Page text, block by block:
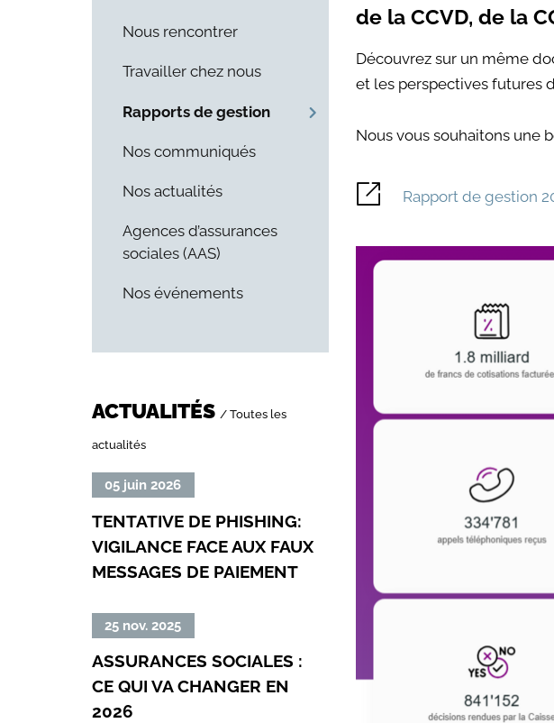
Nous rencontrer
Travailler chez nous
Rapports de gestion
Nos communiqués
Nos actualités
Agences d’assurances
sociales (AAS)
Nos événements
ACTUALITÉS / Toutes les
actualités
05 juin 2026
TENTATIVE DE PHISHING:
VIGILANCE FACE AUX FAUX
MESSAGES DE PAIEMENT
Lire
suite
de
«
de
phishing:
vigilance
face
aux
25 nov. 2025
ASSURANCES SOCIALES :
CE QUI VA CHANGER EN
2026
Lire
suite
de
«
de la CCVD, de la
Découvrez sur un même
et les perspectives futures
Nous vous souhaitons une
Rapport de gestion